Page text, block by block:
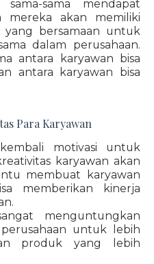
sama mendapat
mereka akan memiliki
bersamaan untuk
dalam perusahaan.
antara karyawan bisa
antara karyawan bisa
Para Karyawan
motivasi untuk
karyawan akan
membuat karyawan
memberikan kinerja
menguntungkan
untuk lebih
produk yang lebih